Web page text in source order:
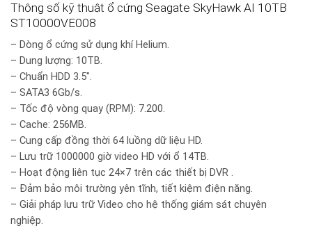
Thông số kỹ thuật ổ cứng Seagate SkyHawk AI 10TB
ST10000VE008
– Dòng ổ cứng sử dụng khí Helium.
– Dung lượng: 10TB.
– Chuẩn HDD 3.5″.
– SATA3 6Gb/s.
– Tốc độ vòng quay (RPM): 7.200.
– Cache: 256MB.
– Cung cấp đồng thời 64 luồng dữ liệu HD.
– Lưu trữ 1000000 giờ video HD với ổ 14TB.
– Hoạt động liên tục 24×7 trên các thiết bị DVR .
– Đảm bảo môi trường yên tĩnh, tiết kiệm điện năng.
– Giải pháp lưu trữ Video cho hệ thống giám sát chuyên
nghiệp.